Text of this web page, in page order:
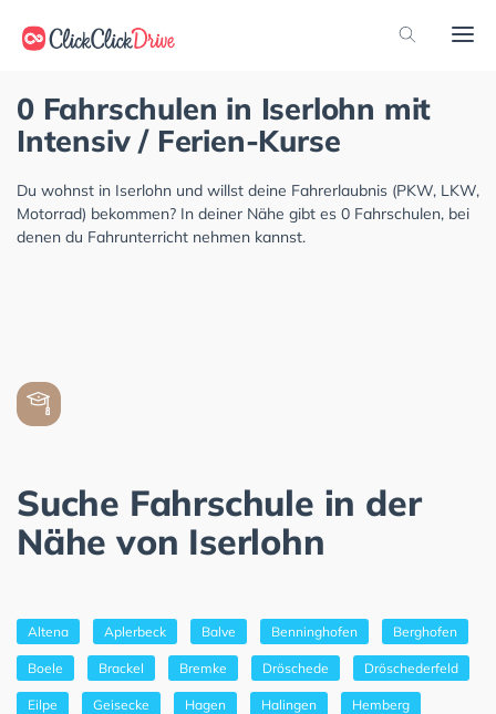
0 Fahrschulen in Iserlohn mit
Intensiv / Ferien-Kurse
Du wohnst in Iserlohn und willst deine Fahrerlaubnis (PKW, LKW,
Motorrad) bekommen? In deiner Nähe gibt es 0 Fahrschulen, bei
denen du Fahrunterricht nehmen kannst.
Suche Fahrschule in der
Nähe von Iserlohn
Altena Aplerbeck Balve Benninghofen Berghofen
Boele Brackel Bremke Dröschede Dröschederfeld
Eilpe Geisecke Hagen Halingen Hemberg